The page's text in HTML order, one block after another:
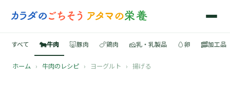
すべて 🐄牛肉 🐷豚肉 🍗鶏肉 🧀乳・乳製品 🥚卵 🥓加工品
ホーム › 牛肉のレシピ › ヨーグルト › 揚げる